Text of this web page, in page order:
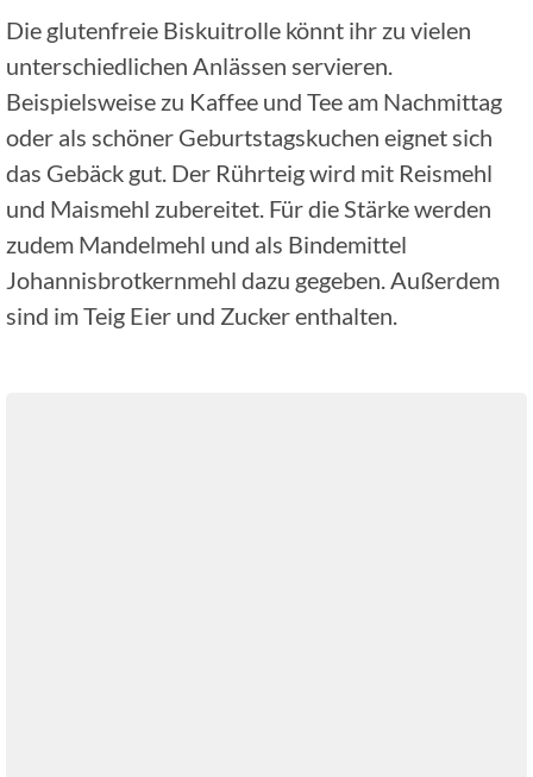
Die glutenfreie Biskuitrolle könnt ihr zu vielen
unterschiedlichen Anlässen servieren.
Beispielsweise zu Kaffee und Tee am Nachmittag
oder als schöner Geburtstagskuchen eignet sich
das Gebäck gut. Der Rührteig wird mit Reismehl
und Maismehl zubereitet. Für die Stärke werden
zudem Mandelmehl und als Bindemittel
Johannisbrotkernmehl dazu gegeben. Außerdem
sind im Teig Eier und Zucker enthalten.